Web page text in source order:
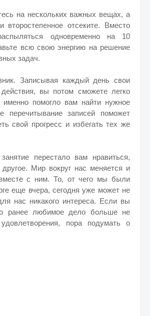
на нескольких важных вещах, а
второстепенное отсеките. Вместо
одновременно на 10
всю свою энергию на решение
задач.
Записывая каждый день свои
вы потом сможете легко
именно помогло вам найти нужное
перечитывание записей поможет
свой прогресс и избегать тех же
перестало вам нравиться,
другое. Мир вокруг нас меняется и
с ним. То, от чего мы были
еще вчера, сегодня уже может не
нас никакого интереса. Если вы
ранее любимое дело больше не
пора подумать о